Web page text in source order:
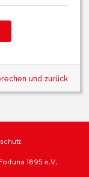
und zurück
1895 e.V.